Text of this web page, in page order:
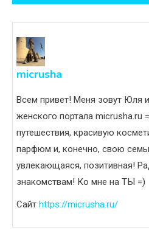
записям
micrusha
Всем привет! Меня зовут Юля
женского портала
путешествия, красивую
парфюм и, конечно, свою
увлекающаяся, позитивная!
знакомствам! Ко мне на ТЫ =)
Сайт https://micrusha.ru/